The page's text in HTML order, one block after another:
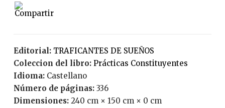
Editorial:
TRAFICANTES DE SUEÑOS
Coleccion del libro:
Prácticas Constituyentes
Idioma:
Castellano
Número de páginas: 336
Dimensiones: 240 cm × 150 cm × 0 cm